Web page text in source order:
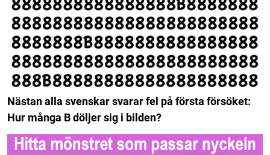
Nästan alla svenskar svarar fel på första försöket:
Hur många B döljer sig i bilden?